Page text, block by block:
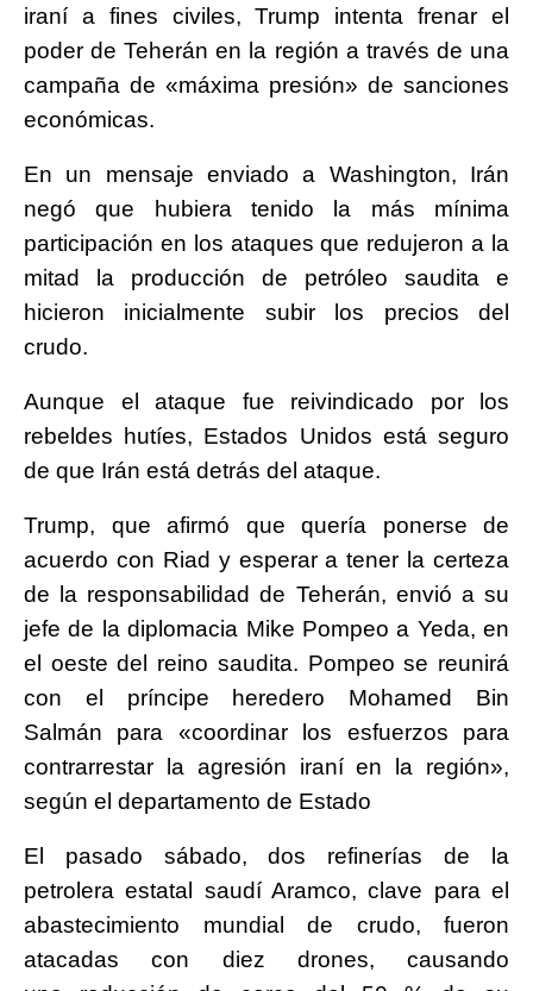
iraní a fines civiles, Trump intenta frenar el
poder de Teherán en la región a través de una
campaña de «máxima presión» de sanciones
económicas.
En un mensaje enviado a Washington, Irán
negó que hubiera tenido la más mínima
participación en los ataques que redujeron a la
mitad la producción de petróleo saudita e
hicieron inicialmente subir los precios del
crudo.
Aunque el ataque fue reivindicado por los
rebeldes hutíes, Estados Unidos está seguro
de que Irán está detrás del ataque.
Trump, que afirmó que quería ponerse de
acuerdo con Riad y esperar a tener la certeza
de la responsabilidad de Teherán, envió a su
jefe de la diplomacia Mike Pompeo a Yeda, en
el oeste del reino saudita. Pompeo se reunirá
con el príncipe heredero Mohamed Bin
Salmán para «coordinar los esfuerzos para
contrarrestar la agresión iraní en la región»,
según el departamento de Estado
El pasado sábado, dos refinerías de la
petrolera estatal saudí Aramco, clave para el
abastecimiento mundial de crudo, fueron
atacadas con diez drones, causando